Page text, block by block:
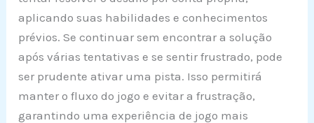
aplicando suas habilidades e conhecimentos
prévios. Se continuar sem encontrar a solução
após várias tentativas e se sentir frustrado, pode
ser prudente ativar uma pista. Isso permitirá
manter o fluxo do jogo e evitar a frustração,
garantindo uma experiência de jogo mais